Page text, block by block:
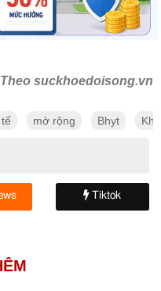
Theo suckhoedoisong.vn
mở rộng Bhyt
Tiktok